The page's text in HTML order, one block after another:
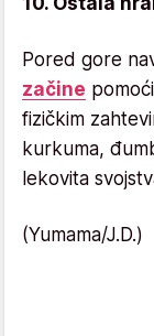
Pored gore
začine
fizičkim
kurkuma,
lekovita
(Yumama/J.D.)